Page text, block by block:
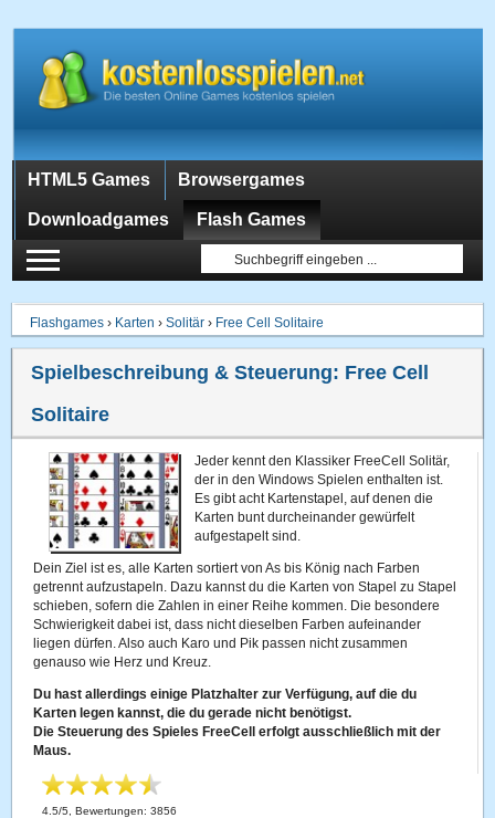
HTML5 Games Browsergames
Downloadgames Flash Games
Flashgames › Karten ›Solitär › Free Cell Solitaire
Spielbeschreibung & Steuerung: Free Cell
Solitaire
Jeder kennt den Klassiker FreeCell Solitär,
der in den Windows Spielen enthalten ist.
Es gibt acht Kartenstapel, auf denen die
Karten bunt durcheinander gewürfelt
aufgestapelt sind.
Dein Ziel ist es, alle Karten sortiert von As bis König nach Farben
getrennt aufzustapeln. Dazu kannst du die Karten von Stapel zu Stapel
schieben, sofern die Zahlen in einer Reihe kommen. Die besondere
Schwierigkeit dabei ist, dass nicht dieselben Farben aufeinander
liegen dürfen. Also auch Karo und Pik passen nicht zusammen
genauso wie Herz und Kreuz.
Du hast allerdings einige Platzhalter zur Verfügung, auf die du
Karten legen kannst, die du gerade nicht benötigst.
Die Steuerung des Spieles FreeCell erfolgt ausschließlich mit der
Maus.
4.5/5 , Bewertungen:3856